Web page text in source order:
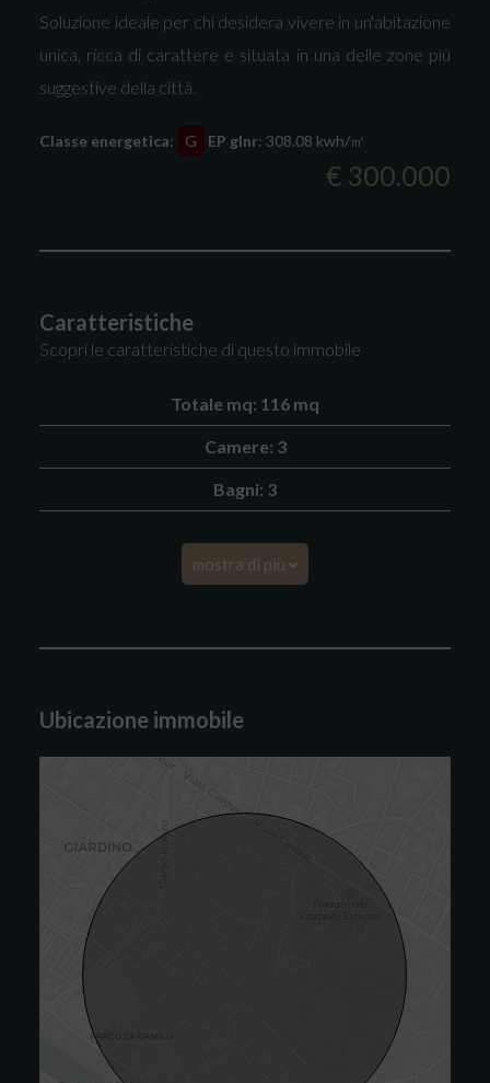
Soluzione ideale per chi desidera vivere in un'abitazione
unica, ricca di carattere e situata in una delle zone più
suggestive della città.
Classe energetica: G EP glnr: 308.08 kwh/㎡
€ 300.000
Caratteristiche
Scopri le caratteristiche di questo immobile
Totale mq: 116 mq
Camere: 3
Bagni: 3
mostra di più
Ubicazione immobile